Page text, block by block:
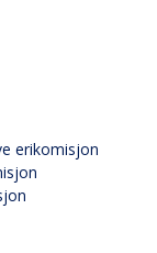
erikomisjon